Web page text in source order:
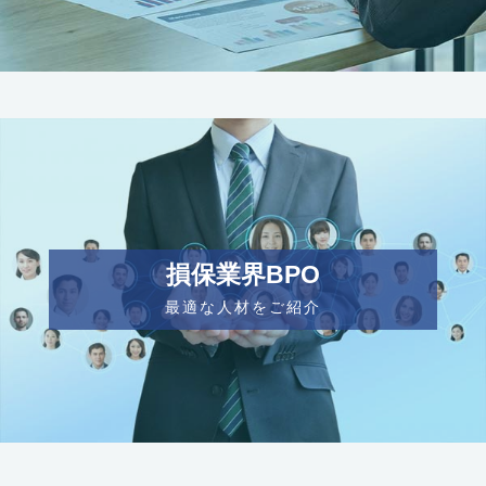
損保業界BPO
最適な人材をご紹介